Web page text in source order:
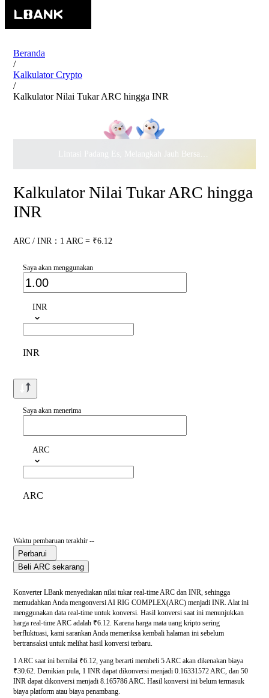
Beranda
/
Kalkulator Crypto
/
Kalkulator Nilai Tukar ARC hingga INR
Lintasi Padang Es, Melangkah Jauh Bersama · Rayakan
Kalkulator Nilai Tukar ARC hingga
INR
ARC / INR：1 ARC = ₹6.12
Saya akan menggunakan
INR
INR
Saya akan menerima
ARC
ARC
Waktu pembaruan terakhir --
Perbarui
Beli ARC sekarang
Konverter LBank menyediakan nilai tukar real-time ARC dan INR, sehingga
memudahkan Anda mengonversi AI RIG COMPLEX(ARC) menjadi INR. Alat ini
menggunakan data real-time untuk konversi. Hasil konversi saat ini menunjukkan
harga real-time ARC adalah ₹6.12. Karena harga mata uang kripto sering
berfluktuasi, kami sarankan Anda memeriksa kembali halaman ini sebelum
bertransaksi untuk melihat hasil konversi terbaru.
1 ARC saat ini bernilai ₹6.12, yang berarti membeli 5 ARC akan dikenakan biaya
₹30.62. Demikian pula, 1 INR dapat dikonversi menjadi 0.16331572 ARC, dan 50
INR dapat dikonversi menjadi 8.165786 ARC. Hasil konversi ini belum termasuk
biaya platform atau biaya penambang.